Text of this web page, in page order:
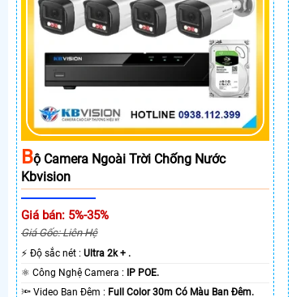
BỘ Camera Ngoài Trời Chống Nước
Kbvision
Giá bán: 5%-35%
Giá Gốc: Liên Hệ
️⚡ Độ sắc nét : Ultra 2k + .
⚛️ Công Nghệ Camera :
IP POE.
🔦 Video Ban Đêm : Full Color 30m Có Màu Ban Ðêm.